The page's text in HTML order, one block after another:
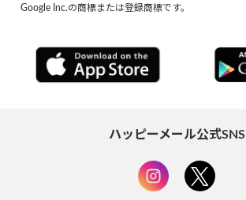
Google Inc.の商標または登録商標です。
ハッピーメール公式SNS